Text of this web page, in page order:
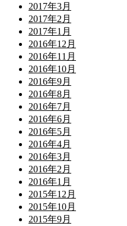
2017年3月
2017年2月
2017年1月
2016年12月
2016年11月
2016年10月
2016年9月
2016年8月
2016年7月
2016年6月
2016年5月
2016年4月
2016年3月
2016年2月
2016年1月
2015年12月
2015年10月
2015年9月